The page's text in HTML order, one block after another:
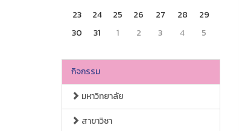
23
24 25 26 27 28
29
30
31 1 2 3 4 5
กิจกรรม
มหาวิทยาลัย
สาขาวิชา